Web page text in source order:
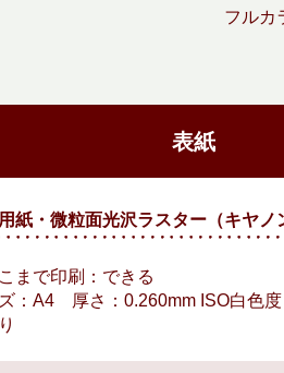
フルカ
表紙
紙・微粒面光沢ラスター（キヤノ
まで印刷：できる
：A4 厚さ：0.260mm ISO白色